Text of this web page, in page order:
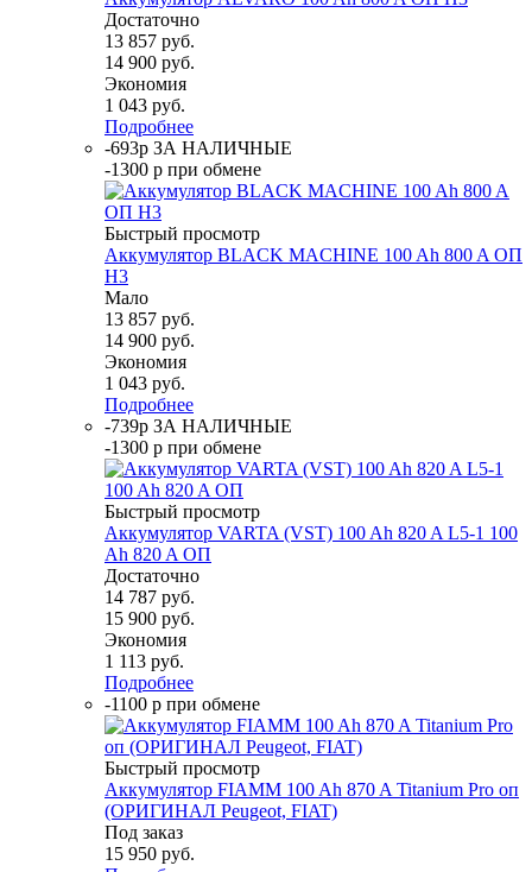
Достаточно
13 857 руб.
14 900 руб.
Экономия
1 043 руб.
Подробнее
-693р ЗА НАЛИЧНЫЕ
-1300 р при обмене
Быстрый просмотр
Аккумулятор BLACK MACHINE 100 Ah 800 A ОП
H3
Мало
13 857 руб.
14 900 руб.
Экономия
1 043 руб.
Подробнее
-739р ЗА НАЛИЧНЫЕ
-1300 р при обмене
Быстрый просмотр
Аккумулятор VARTA (VST) 100 Ah 820 A L5-1 100
Ah 820 A ОП
Достаточно
14 787 руб.
15 900 руб.
Экономия
1 113 руб.
Подробнее
-1100 р при обмене
Быстрый просмотр
Аккумулятор FIAMM 100 Ah 870 A Titanium Pro оп
(ОРИГИНАЛ Peugeot, FIAT)
Под заказ
15 950 руб.